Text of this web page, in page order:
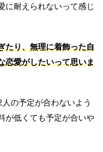
に耐えられないって感じ
たり、無理に着飾った自
恋愛がしたいって思いま
の予定が合わないよう
が低くても予定が合いや